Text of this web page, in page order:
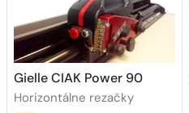
Gielle CIAK Power 90
Horizontálne rezačky